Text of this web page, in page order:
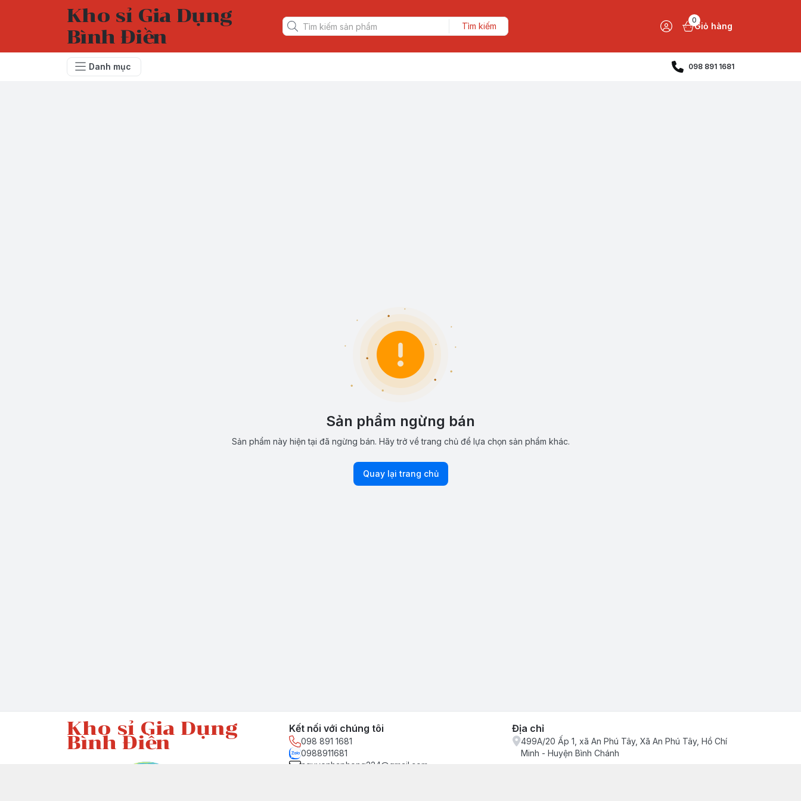
Kho sỉ Gia Dụng
Bình Điền
Tìm kiếm
0
Giỏ hàng
Danh mục 098 891 1681
Sản phẩm ngừng bán
Sản phẩm này hiện tại đã ngừng bán. Hãy trở về trang chủ để lựa chọn sản phẩm khác.
Quay lại trang chủ
Kho sỉ Gia Dụng
Bình Điền
Kết nối với chúng tôi
098 891 1681
0988911681
nguyenhaphong224@gmail.com
Địa chỉ
499A/20 Ấp 1, xã An Phú Tây, Xã An Phú Tây, Hồ Chí
Minh - Huyện Bình Chánh